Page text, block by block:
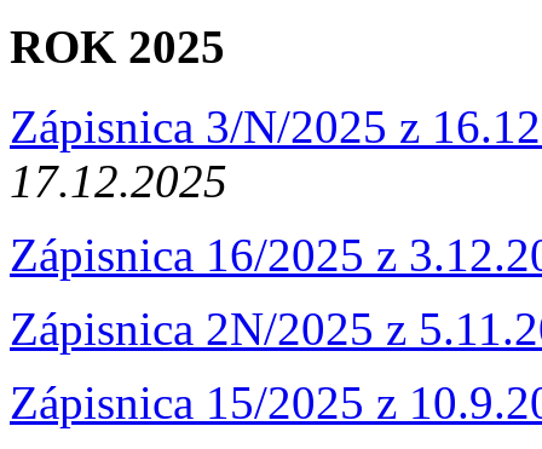
ROK 2025
Zápisnica 3/N/2025 z
17.12.2025
Zápisnica 16/2025 z
Zápisnica 2N/2025 z
Zápisnica 15/2025 z